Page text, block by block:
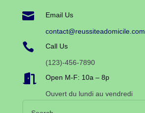
 Email Us
contact@reussiteadomicile.com
 Call Us
(123)-456-7890
 Open M-F: 10a – 8p
Ouvert du lundi au vendredi